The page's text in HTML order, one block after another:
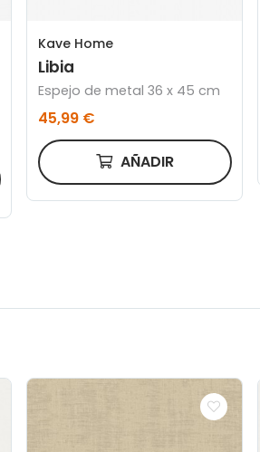
Kave Home
Libia
Espejo de metal 36 x 45 cm
45,99 €
AÑADIR